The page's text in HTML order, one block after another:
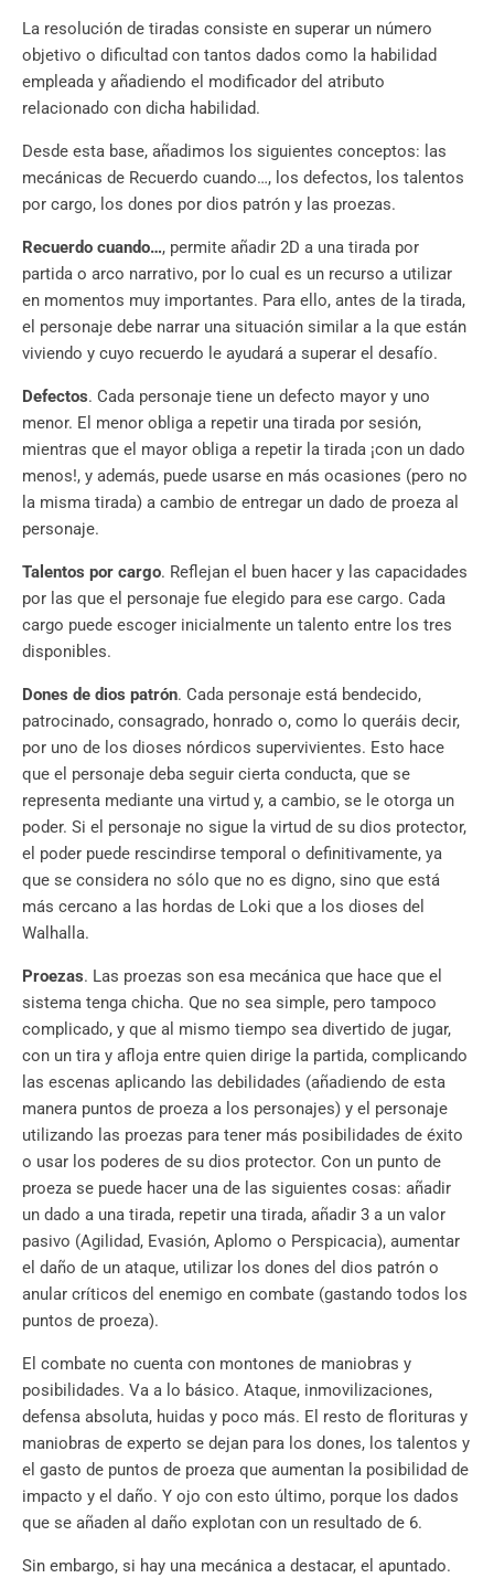
La resolución de tiradas consiste en superar un número
objetivo o dificultad con tantos dados como la habilidad
empleada y añadiendo el modificador del atributo
relacionado con dicha habilidad.
Desde esta base, añadimos los siguientes conceptos: las
mecánicas de Recuerdo cuando…, los defectos, los talentos
por cargo, los dones por dios patrón y las proezas.
Recuerdo cuando…, permite añadir 2D a una tirada por
partida o arco narrativo, por lo cual es un recurso a utilizar
en momentos muy importantes. Para ello, antes de la tirada,
el personaje debe narrar una situación similar a la que están
viviendo y cuyo recuerdo le ayudará a superar el desafío.
Defectos. Cada personaje tiene un defecto mayor y uno
menor. El menor obliga a repetir una tirada por sesión,
mientras que el mayor obliga a repetir la tirada ¡con un dado
menos!, y además, puede usarse en más ocasiones (pero no
la misma tirada) a cambio de entregar un dado de proeza al
personaje.
Talentos por cargo. Reflejan el buen hacer y las capacidades
por las que el personaje fue elegido para ese cargo. Cada
cargo puede escoger inicialmente un talento entre los tres
disponibles.
Dones de dios patrón. Cada personaje está bendecido,
patrocinado, consagrado, honrado o, como lo queráis decir,
por uno de los dioses nórdicos supervivientes. Esto hace
que el personaje deba seguir cierta conducta, que se
representa mediante una virtud y, a cambio, se le otorga un
poder. Si el personaje no sigue la virtud de su dios protector,
el poder puede rescindirse temporal o definitivamente, ya
que se considera no sólo que no es digno, sino que está
más cercano a las hordas de Loki que a los dioses del
Walhalla.
Proezas. Las proezas son esa mecánica que hace que el
sistema tenga chicha. Que no sea simple, pero tampoco
complicado, y que al mismo tiempo sea divertido de jugar,
con un tira y afloja entre quien dirige la partida, complicando
las escenas aplicando las debilidades (añadiendo de esta
manera puntos de proeza a los personajes) y el personaje
utilizando las proezas para tener más posibilidades de éxito
o usar los poderes de su dios protector. Con un punto de
proeza se puede hacer una de las siguientes cosas: añadir
un dado a una tirada, repetir una tirada, añadir 3 a un valor
pasivo (Agilidad, Evasión, Aplomo o Perspicacia), aumentar
el daño de un ataque, utilizar los dones del dios patrón o
anular críticos del enemigo en combate (gastando todos los
puntos de proeza).
El combate no cuenta con montones de maniobras y
posibilidades. Va a lo básico. Ataque, inmovilizaciones,
defensa absoluta, huidas y poco más. El resto de florituras y
maniobras de experto se dejan para los dones, los talentos y
el gasto de puntos de proeza que aumentan la posibilidad de
impacto y el daño. Y ojo con esto último, porque los dados
que se añaden al daño explotan con un resultado de 6.
Sin embargo, si hay una mecánica a destacar, el apuntado.